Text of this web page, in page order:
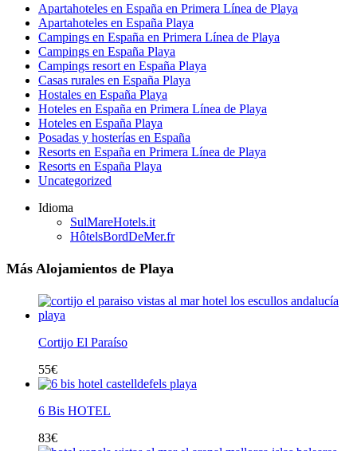
Apartahoteles en España en Primera Línea de Playa
Apartahoteles en España Playa
Campings en España en Primera Línea de Playa
Campings en España Playa
Campings resort en España Playa
Casas rurales en España Playa
Hostales en España Playa
Hoteles en España en Primera Línea de Playa
Hoteles en España Playa
Posadas y hosterías en España
Resorts en España en Primera Línea de Playa
Resorts en España Playa
Uncategorized
Idioma
SulMareHotels.it
HôtelsBordDeMer.fr
Más Alojamientos de Playa
Cortijo El Paraíso
55€
6 Bis HOTEL
83€